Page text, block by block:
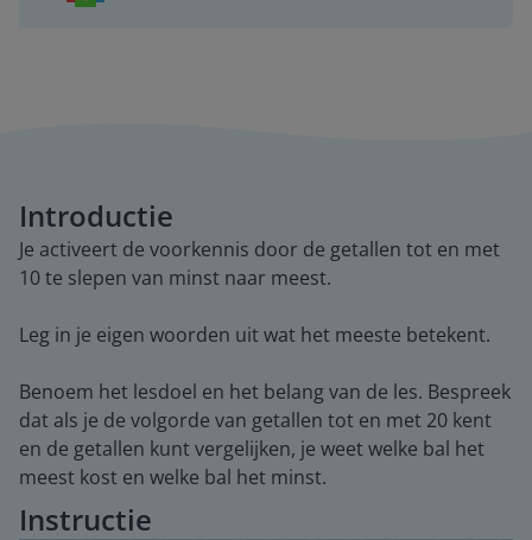
Introductie
Je activeert de voorkennis door de getallen tot en met
10 te slepen van minst naar meest.
Leg in je eigen woorden uit wat het meeste betekent.
Benoem het lesdoel en het belang van de les. Bespreek
dat als je de volgorde van getallen tot en met 20 kent
en de getallen kunt vergelijken, je weet welke bal het
meest kost en welke bal het minst.
Instructie